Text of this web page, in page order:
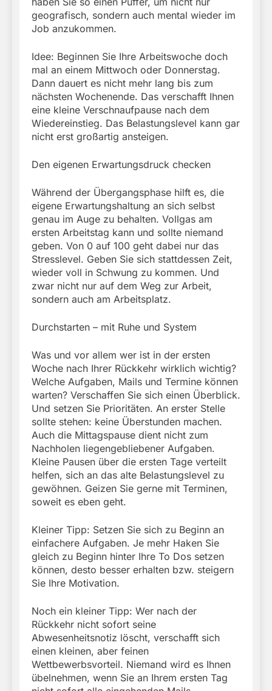
geografisch, sondern auch mental wieder im
Job anzukommen.
Idee: Beginnen Sie Ihre Arbeitswoche doch
mal an einem Mittwoch oder Donnerstag.
Dann dauert es nicht mehr lang bis zum
nächsten Wochenende. Das verschafft Ihnen
eine kleine Verschnaufpause nach dem
Wiedereinstieg. Das Belastungslevel kann gar
nicht erst großartig ansteigen.
Den eigenen Erwartungsdruck checken
Während der Übergangsphase hilft es, die
eigene Erwartungshaltung an sich selbst
genau im Auge zu behalten. Vollgas am
ersten Arbeitstag kann und sollte niemand
geben. Von 0 auf 100 geht dabei nur das
Stresslevel. Geben Sie sich stattdessen Zeit,
wieder voll in Schwung zu kommen. Und
zwar nicht nur auf dem Weg zur Arbeit,
sondern auch am Arbeitsplatz.
Durchstarten – mit Ruhe und System
Was und vor allem wer ist in der ersten
Woche nach Ihrer Rückkehr wirklich wichtig?
Welche Aufgaben, Mails und Termine können
warten? Verschaffen Sie sich einen Überblick.
Und setzen Sie Prioritäten. An erster Stelle
sollte stehen: keine Überstunden machen.
Auch die Mittagspause dient nicht zum
Nachholen liegengebliebener Aufgaben.
Kleine Pausen über die ersten Tage verteilt
helfen, sich an das alte Belastungslevel zu
gewöhnen. Geizen Sie gerne mit Terminen,
soweit es eben geht.
Kleiner Tipp: Setzen Sie sich zu Beginn an
einfachere Aufgaben. Je mehr Haken Sie
gleich zu Beginn hinter Ihre To Dos setzen
können, desto besser erhalten bzw. steigern
Sie Ihre Motivation.
Noch ein kleiner Tipp: Wer nach der
Rückkehr nicht sofort seine
Abwesenheitsnotiz löscht, verschafft sich
einen kleinen, aber feinen
Wettbewerbsvorteil. Niemand wird es Ihnen
übelnehmen, wenn Sie an Ihrem ersten Tag